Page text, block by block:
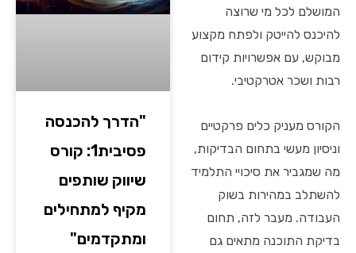
המושלם לכל מי שרוצה
להיכנס להייטק ולפתח מקצוע
מבוקש, עם אפשרויות קידום
רבות ושכר אטרקטיבי.
הקורס מעניק כלים פרקטיים
וניסיון מעשי בתחום הבדיקות,
מה שמגביר את סיכויי התלמיד
להשתלב במהירות בשוק
העבודה. מעבר לזה, תחום
בדיקת התוכנה מתאים גם
"הדרך להכנסה
פסיבית1: קורס
שיווק שותפים
מקיף למתחילים
ומתקדמים"